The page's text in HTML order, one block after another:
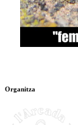
Organitza